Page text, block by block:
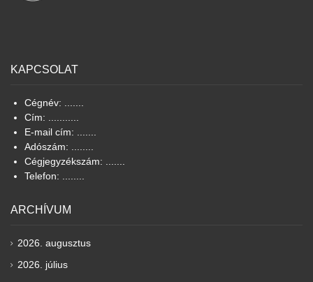
KAPCSOLAT
Cégnév: .......
Cím: ...........
E-mail cím: .......
Adószám: ........
Cégjegyzékszám: .......
Telefon: ........
ARCHÍVUM
2026. augusztus
2026. július